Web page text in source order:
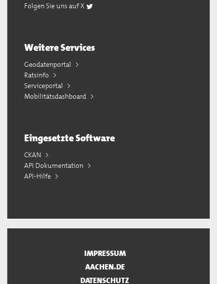
Folgen Sie uns auf X
Weitere Services
Geodatenportal
Ratsinfo
Serviceportal
Mobilitätsdashboard
Eingesetzte Software
CKAN
API Dokumentation
API-Hilfe
IMPRESSUM
AACHEN.DE
DATENSCHUTZ